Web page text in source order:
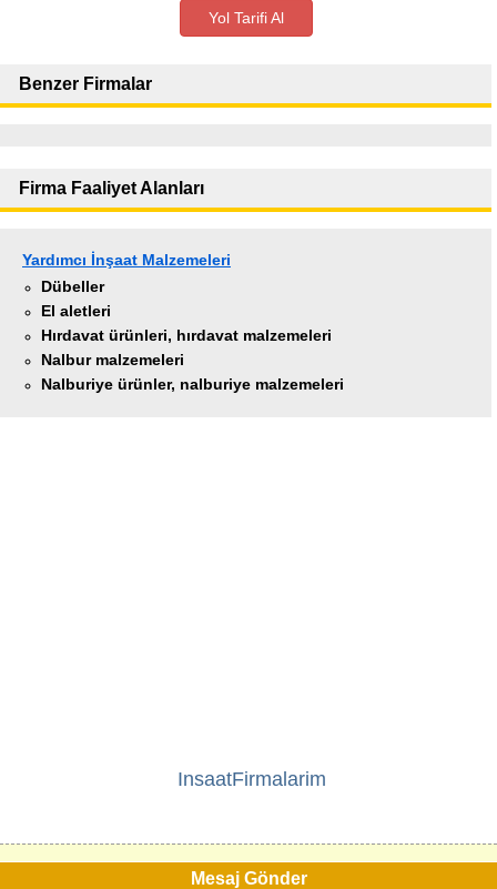
Yol Tarifi Al
Benzer Firmalar
Firma Faaliyet Alanları
Yardımcı İnşaat Malzemeleri
Dübeller
El aletleri
Hırdavat ürünleri, hırdavat malzemeleri
Nalbur malzemeleri
Nalburiye ürünler, nalburiye malzemeleri
InsaatFirmalarim
Mesaj Gönder